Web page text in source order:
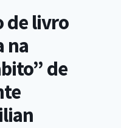
de livro
na
de